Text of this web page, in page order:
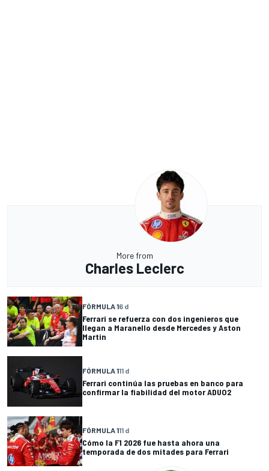
More from
Charles Leclerc
FÓRMULA 16 d
Ferrari se refuerza con dos ingenieros que
llegan a Maranello desde Mercedes y Aston
Martin
FÓRMULA 111 d
Ferrari continúa las pruebas en banco para
confirmar la fiabilidad del motor ADUO2
FÓRMULA 111 d
Cómo la F1 2026 fue hasta ahora una
temporada de dos mitades para Ferrari